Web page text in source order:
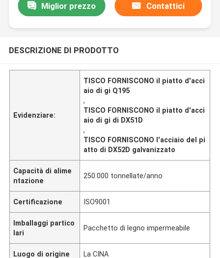
Miglior prezzo Contattici
DESCRIZIONE DI PRODOTTO
Evidenziare:
TISCO FORNISCONO il piatto d'acci
aio di gi Q195
,
TISCO FORNISCONO il piatto d'acci
aio di gi di DX51D
,
TISCO FORNISCONO l'acciaio del pi
atto di DX52D galvanizzato
Capacità di alime
ntazione
250.000 tonnellate/anno
Certificazione ISO9001
Imballaggi partico
lari
Pacchetto di legno impermeabile
Luogo di origine La CINA